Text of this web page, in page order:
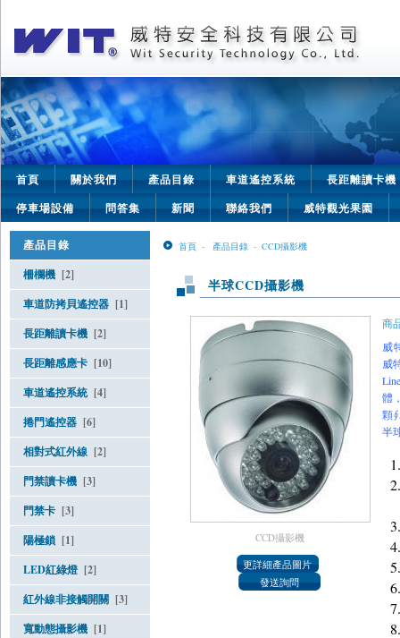
首頁 關於我們 產品目錄 車道遙控系統
長距離讀卡機
停車場設備
問答集 新聞 聯絡我們 威特觀光果園
產品目錄
柵欄機 [2]
車道防拷貝遙控器 [1]
長距離讀卡機 [2]
長距離感應卡 [10]
車道遙控系統 [4]
捲門遙控器 [6]
相對式紅外線 [2]
門禁讀卡機 [3]
門禁卡 [3]
陽極鎖 [1]
LED紅綠燈 [2]
紅外線非接觸開關 [3]
寬動態攝影機 [1]
首頁 - 產品目錄 - CCD攝影機
半球CCD攝影機
CCD攝影機
商
威
威
體
顆
半